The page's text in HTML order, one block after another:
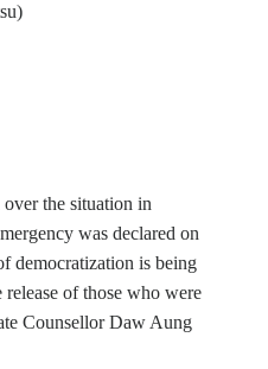
the situation in
was declared on
democratization is being
release of those who were
Counsellor Daw Aung